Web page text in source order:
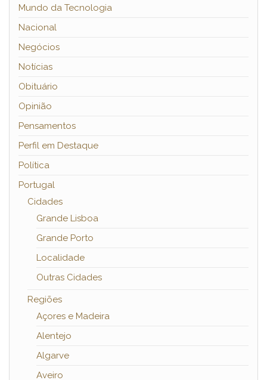
Mundo da Tecnologia
Nacional
Negócios
Notícias
Obituário
Opinião
Pensamentos
Perfil em Destaque
Política
Portugal
Cidades
Grande Lisboa
Grande Porto
Localidade
Outras Cidades
Regiões
Açores e Madeira
Alentejo
Algarve
Aveiro